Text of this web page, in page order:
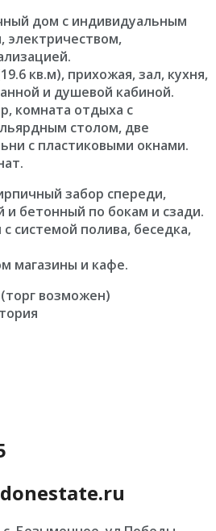
дом с индивидуальным
электричеством,
кв.м), прихожая, зал, кухня,
и душевой кабиной.
комната отдыха с
столом, две
с пластиковыми окнами.
забор спереди,
и бетонный по бокам и сзади.
системой полива, беседка,
магазины и кафе.
возможен)